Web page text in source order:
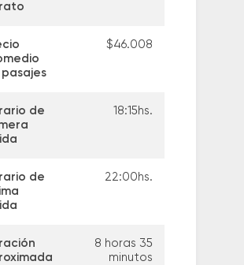
$46.008
de
18:15hs.
de
22:00hs.
8 horas 35
minutos